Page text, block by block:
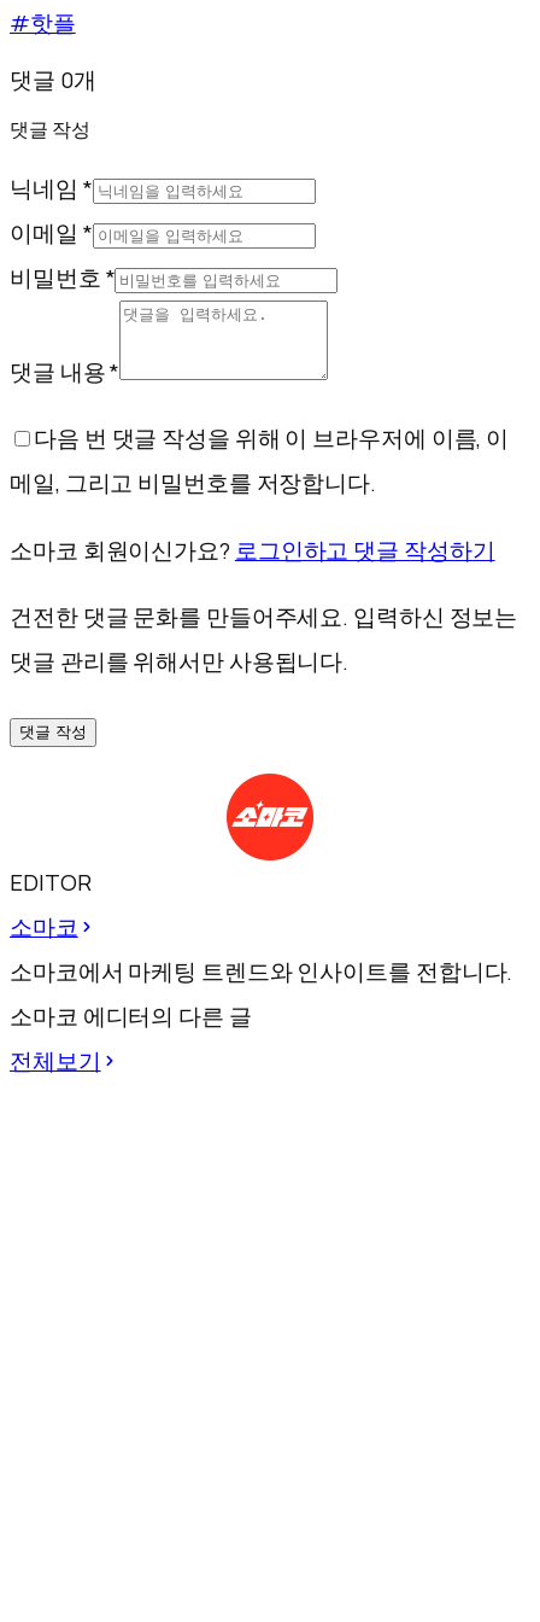
#핫플
댓글 0개
댓글 작성
닉네임 *
이메일 *
비밀번호 *
댓글 내용 *
다음 번 댓글 작성을 위해 이 브라우저에 이름, 이
메일, 그리고 비밀번호를 저장합니다.
소마코 회원이신가요? 로그인하고 댓글 작성하기
건전한 댓글 문화를 만들어주세요. 입력하신 정보는
댓글 관리를 위해서만 사용됩니다.
댓글 작성
EDITOR
소마코
소마코에서 마케팅 트렌드와 인사이트를 전합니다.
소마코 에디터의 다른 글
전체보기